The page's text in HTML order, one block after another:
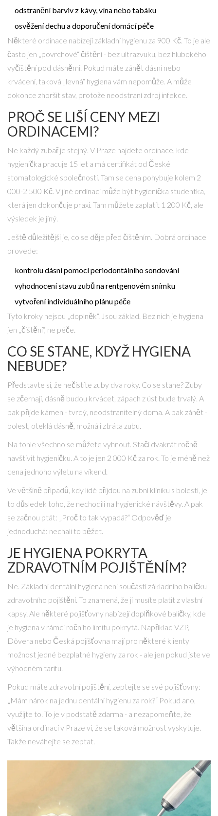
odstranění barviv z kávy, vína nebo tabáku
osvěžení dechu a doporučení domácí péče
Některé ordinace nabízejí základní hygienu za 900 Kč. To je ale
často jen „povrchové“ čištění - bez ultrazvuku, bez hlubokého
vyčištění pod dásněmi. Pokud máte zánět dásní nebo
krvácení, taková „levná“ hygiena vám nepomůže. A může
dokonce zhoršit stav, protože neodstraní zdroj infekce.
PROČ SE LIŠÍ CENY MEZI
ORDINACEMI?
Ne každý zubař je stejný. V Praze najdete ordinace, kde
hygienička pracuje 15 let a má certifikát od České
stomatologické společnosti. Tam se cena pohybuje kolem 2
000-2 500 Kč. V jiné ordinaci může být hygienička studentka,
která jen dokončuje praxi. Tam můžete zaplatit 1 200 Kč, ale
výsledek je jiný.
Ještě důležitější je, co se děje před čištěním. Dobrá ordinace
provede:
kontrolu dásní pomocí periodontálního sondování
vyhodnocení stavu zubů na rentgenovém snímku
vytvoření individuálního plánu péče
Tyto kroky nejsou „doplněk“. Jsou základ. Bez nich je hygiena
jen „čištění“, ne péče.
CO SE STANE, KDYŽ HYGIENA
NEBUDE?
Představte si, že nečistíte zuby dva roky. Co se stane? Zuby
se zčernají, dásně budou krvácet, zápach z úst bude trvalý. A
pak přijde kámen - tvrdý, neodstranitelný doma. A pak zánět -
bolest, oteklá dásně, možná i ztráta zubu.
Na tohle všechno se můžete vyhnout. Stačí dvakrát ročně
navštívit hygieničku. A to je jen 2 000 Kč za rok. To je méně než
cena jednoho výletu na víkend.
Ve většině případů, kdy lidé přijdou na zubní kliniku s bolestí, je
to důsledek toho, že nechodili na hygienické návštěvy. A pak
se začnou ptát: „Proč to tak vypadá?“ Odpověď je
jednoduchá: nechali to běžet.
JE HYGIENA POKRYTA
ZDRAVOTNÍM POJIŠTĚNÍM?
Ne. Základní dentální hygiena není součástí základního balíčku
zdravotního pojištění. To znamená, že ji musíte platit z vlastní
kapsy. Ale některé pojišťovny nabízejí doplňkové balíčky, kde
je hygiena v rámci ročního limitu pokrytá. Například VZP,
Dôvera nebo Česká pojišťovna mají pro některé klienty
možnost jedné bezplatné hygieny za rok - ale jen pokud jste ve
výhodném tarifu.
Pokud máte zdravotní pojištění, zeptejte se své pojišťovny:
„Mám nárok na jednu dentální hygienu za rok?“ Pokud ano,
využijte to. To je v podstatě zdarma - a nezapomeňte, že
většina ordinací v Praze ví, že se taková možnost vyskytuje.
Takže neváhejte se zeptat.